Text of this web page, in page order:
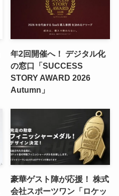
年2回開催へ！ デジタル化
の窓口「SUCCESS
STORY AWARD 2026
Autumn」
豪華ゲスト陣が応援！ 株式
会社スポーツワン「ロケッ